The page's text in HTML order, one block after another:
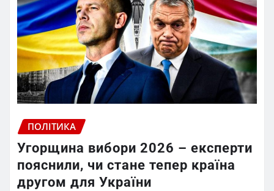
ПОЛІТИКА
Угорщина вибори 2026 – експерти
пояснили, чи стане тепер країна
другом для України